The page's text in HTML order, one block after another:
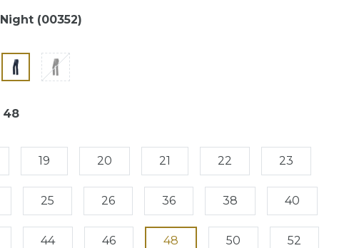
Night (00352)
48
19 20 21 22 23
25 26 36 38 40
44 46 48 50 52